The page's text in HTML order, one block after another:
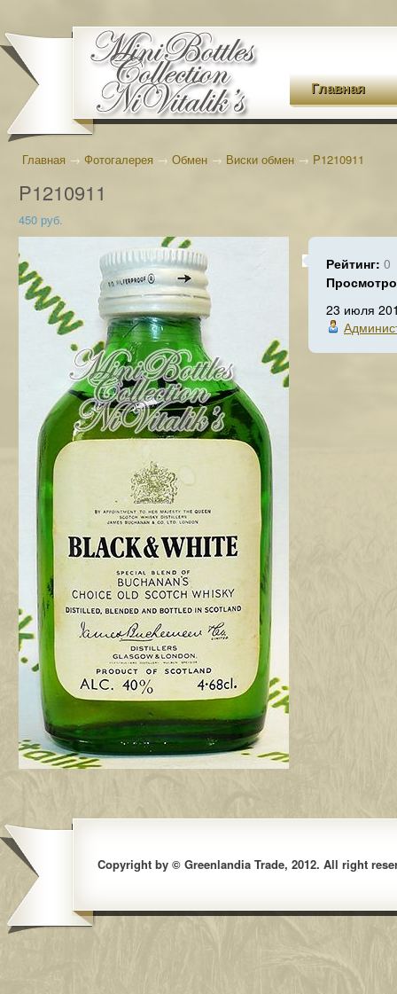
Главная
Главная → Фотогалерея → Обмен → Виски обмен → P1210911
P1210911
450 руб.
Рейтинг: 0
23 июля
Copyright by © Greenlandia Trade, 2012. All right